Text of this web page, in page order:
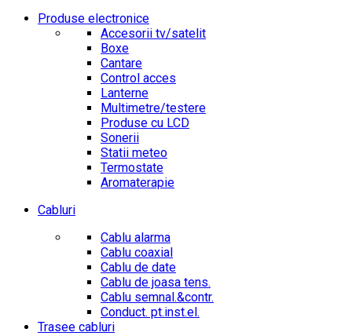
Produse electronice
Accesorii tv/satelit
Boxe
Cantare
Control acces
Lanterne
Multimetre/testere
Produse cu LCD
Sonerii
Statii meteo
Termostate
Aromaterapie
Cabluri
Cablu alarma
Cablu coaxial
Cablu de date
Cablu de joasa tens.
Cablu semnal.&contr.
Conduct. pt.inst.el.
Trasee cabluri